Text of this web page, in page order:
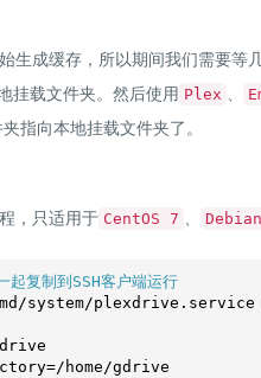
生成缓存，所以期间我们需要等
挂载文件夹。然后使用 Plex 、
指向本地挂载文件夹了。
，只适用于 CentOS 7 、
起复制到SSH客户端运行
system/plexdrive.service
home/gdrive